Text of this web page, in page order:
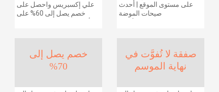
علي إكسبريس واحصل على
خصم يصل إلى 60% على
الطلبات التي تزيد قيمتها عن
1425 ريالًا سعوديًا | شحن مج
على مستوى الموقع | أحدث
صيحات الموضة
خصم يصل إلى
70%
صفقة لا تُفوَّت في
نهاية الموسم